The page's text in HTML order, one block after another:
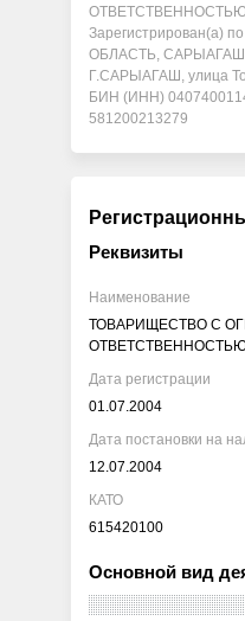
ОТВЕТСТВЕННОСТЬЮ
Зарегистрирован(а)
ОБЛАСТЬ,
Г.САРЫАГАШ, улица Толе би,
БИН (ИНН) 040740011443,
581200213279
Реквизиты
Наименование
ТОВАРИЩЕСТВО С
Дата регистрации
01.07.2004
Дата постановки на
12.07.2004
КАТО
615420100
Основной вид